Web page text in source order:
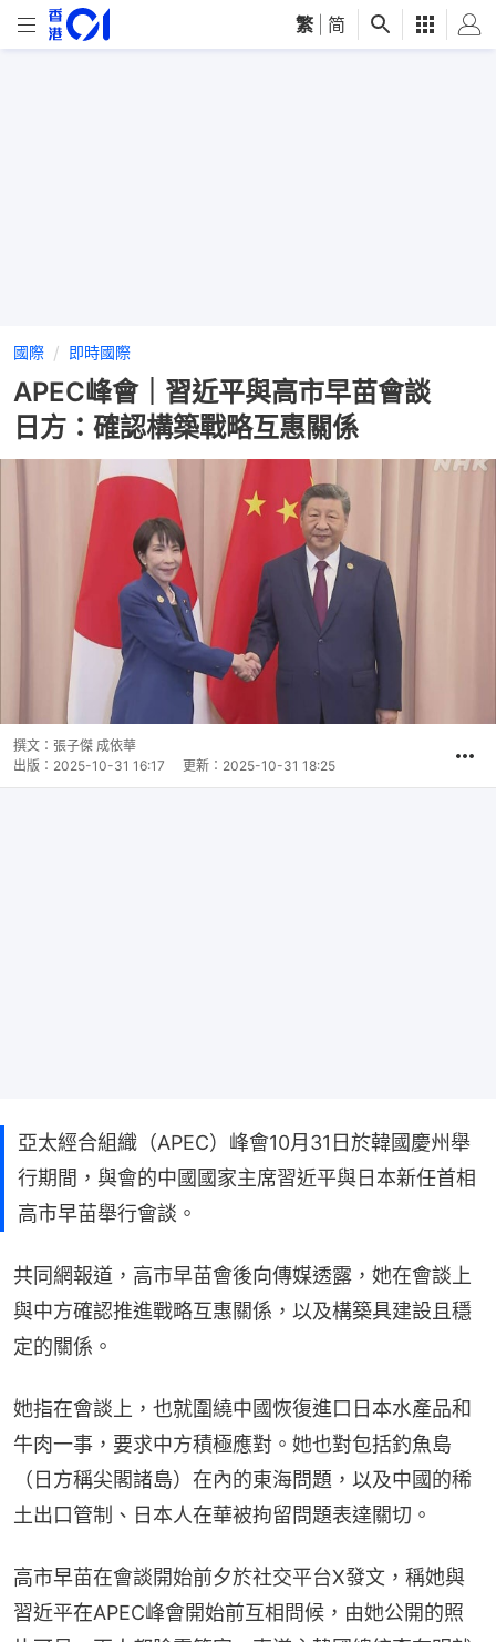
繁 简
國際 即時國際
APEC峰會｜習近平與高市早苗會談
日方：確認構築戰略互惠關係
撰文： 張子傑 成依華
出版： 2025-10-31 16:17 更新： 2025-10-31 18:25
亞太經合組織（APEC）峰會10月31日於韓國慶州舉
行期間，與會的中國國家主席習近平與日本新任首相
高市早苗舉行會談。
共同網報道，高市早苗會後向傳媒透露，她在會談上
與中方確認推進戰略互惠關係，以及構築具建設且穩
定的關係。
她指在會談上，也就圍繞中國恢復進口日本水產品和
牛肉一事，要求中方積極應對。她也對包括釣魚島
（日方稱尖閣諸島）在內的東海問題，以及中國的稀
土出口管制、日本人在華被拘留問題表達關切。
高市早苗在會談開始前夕於社交平台X發文，稱她與
習近平在APEC峰會開始前互相問候，由她公開的照